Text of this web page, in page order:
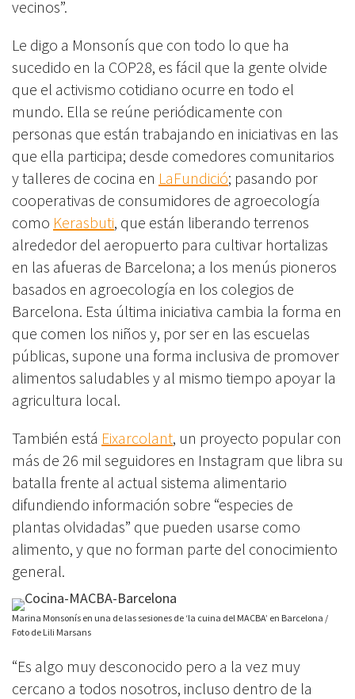
vecinos”.
Le digo a Monsonís que con todo lo que ha
sucedido en la COP28, es fácil que la gente olvide
que el activismo cotidiano ocurre en todo el
mundo. Ella se reúne periódicamente con
personas que están trabajando en iniciativas en las
que ella participa; desde comedores comunitarios
y talleres de cocina en LaFundició; pasando por
cooperativas de consumidores de agroecología
como Kerasbuti, que están liberando terrenos
alrededor del aeropuerto para cultivar hortalizas
en las afueras de Barcelona; a los menús pioneros
basados en agroecología en los colegios de
Barcelona. Esta última iniciativa cambia la forma en
que comen los niños y, por ser en las escuelas
públicas, supone una forma inclusiva de promover
alimentos saludables y al mismo tiempo apoyar la
agricultura local.
También está Eixarcolant, un proyecto popular con
más de 26 mil seguidores en Instagram que libra su
batalla frente al actual sistema alimentario
difundiendo información sobre “especies de
plantas olvidadas” que pueden usarse como
alimento, y que no forman parte del conocimiento
general.
Marina Monsonís en una de las sesiones de ‘la cuina del MACBA’ en Barcelona /
Foto de Lili Marsans
“Es algo muy desconocido pero a la vez muy
cercano a todos nosotros, incluso dentro de la